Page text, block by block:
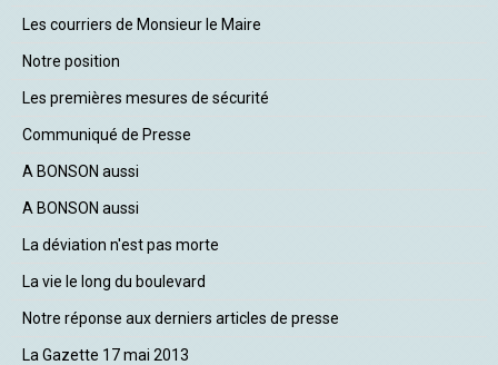
Les courriers de Monsieur le Maire
Notre position
Les premières mesures de sécurité
Communiqué de Presse
A BONSON aussi
A BONSON aussi
La déviation n'est pas morte
La vie le long du boulevard
Notre réponse aux derniers articles de presse
La Gazette 17 mai 2013